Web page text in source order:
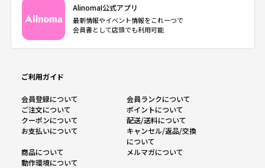
AlinomaI公式アプリ
最新情報やイベント情報をこれ一つで
会員書として店頭でも利用可能
ご利用ガイド
会員登録について
会員ランクについて
ご注文について
ポイントについて
クーポンについて
配送/送料について
お支払いについて
キャンセル/返品/交換
について
商品について
メルマガについて
動作環境について